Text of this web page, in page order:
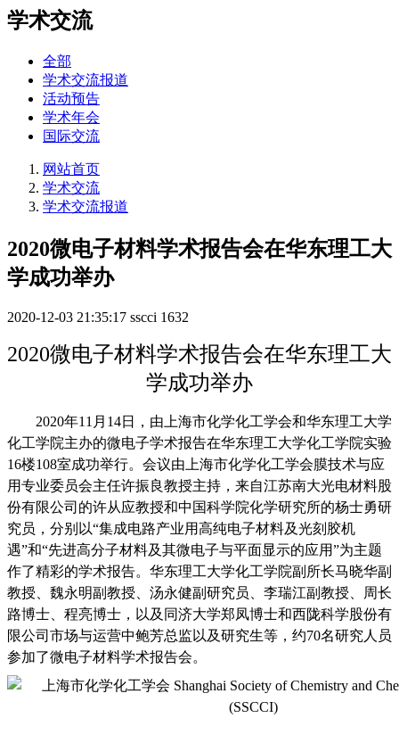
学术交流
全部
学术交流报道
活动预告
学术年会
国际交流
网站首页
学术交流
学术交流报道
2020微电子材料学术报告会在华东理工大
学成功举办
2020-12-03 21:35:17 sscci 1632
2020微电子材料学术报告会在华东理工大
学成功举办
2020年11 月 14日，由上海市化学化工学会和华东理工大学
化工学院主办的微电子学术报告在华东理工大学化工学院实验
16楼108室成功举行。会议由上海市化学化工学会膜技术与应
用专业委员会主任许振良教授主持，来自江苏南大光电材料股
份有限公司的许从应教授和中国科学院化学研究所的杨士勇研
究员，分别以“集成电路产业用高纯电子材料及光刻胶机
遇”和“先进高分子材料及其微电子与平面显示的应用”为主题
作了精彩的学术报告。华东理工大学化工学院副所长马晓华副
教授、魏永明副教授、汤永健副研究员、李瑞江副教授、周长
路博士、程亮博士，以及同济大学郑凤博士和西陇科学股份有
限公司市场与运营中鲍芳总监以及研究生等，约70名研究人员
参加了微电子材料学术报告会。